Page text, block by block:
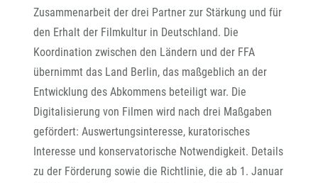
Zusammenarbeit der drei Partner zur Stärkung und für
den Erhalt der Filmkultur in Deutschland. Die
Koordination zwischen den Ländern und der FFA
übernimmt das Land Berlin, das maßgeblich an der
Entwicklung des Abkommens beteiligt war. Die
Digitalisierung von Filmen wird nach drei Maßgaben
gefördert: Auswertungsinteresse, kuratorisches
Interesse und konservatorische Notwendigkeit. Details
zu der Förderung sowie die Richtlinie, die ab 1. Januar